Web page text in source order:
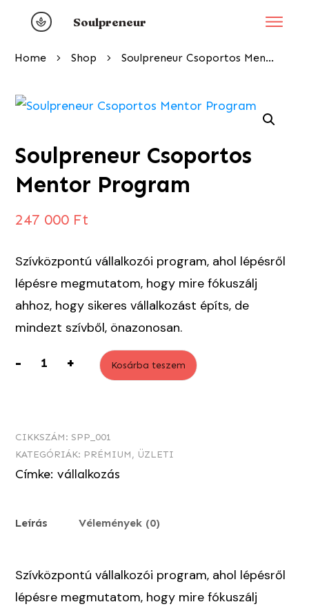
Soulpreneur
Home Shop Soulpreneur Csoportos Mentor Program
Soulpreneur Csoportos
Mentor Program
247 000 Ft
Szívközpontú vállalkozói program, ahol lépésről
lépésre megmutatom, hogy mire fókuszálj
ahhoz, hogy sikeres vállalkozást építs, de
mindezt szívből, önazonosan.
-
Program
mennyiség
+ Kosárba teszem
CIKKSZÁM: SPP_001
KATEGÓRIÁK: PRÉMIUM, ÜZLETI
Címke: vállalkozás
Leírás Vélemények (0)
Szívközpontú vállalkozói program, ahol lépésről
lépésre megmutatom, hogy mire fókuszálj